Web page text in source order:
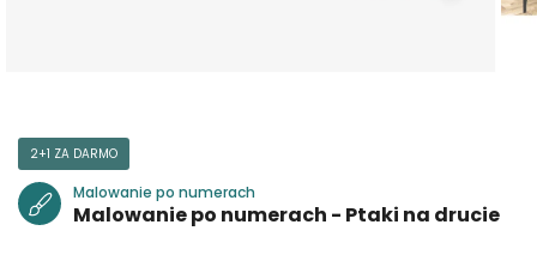
2+1 ZA DARMO
Malowanie po numerach
Malowanie po numerach - Ptaki na drucie